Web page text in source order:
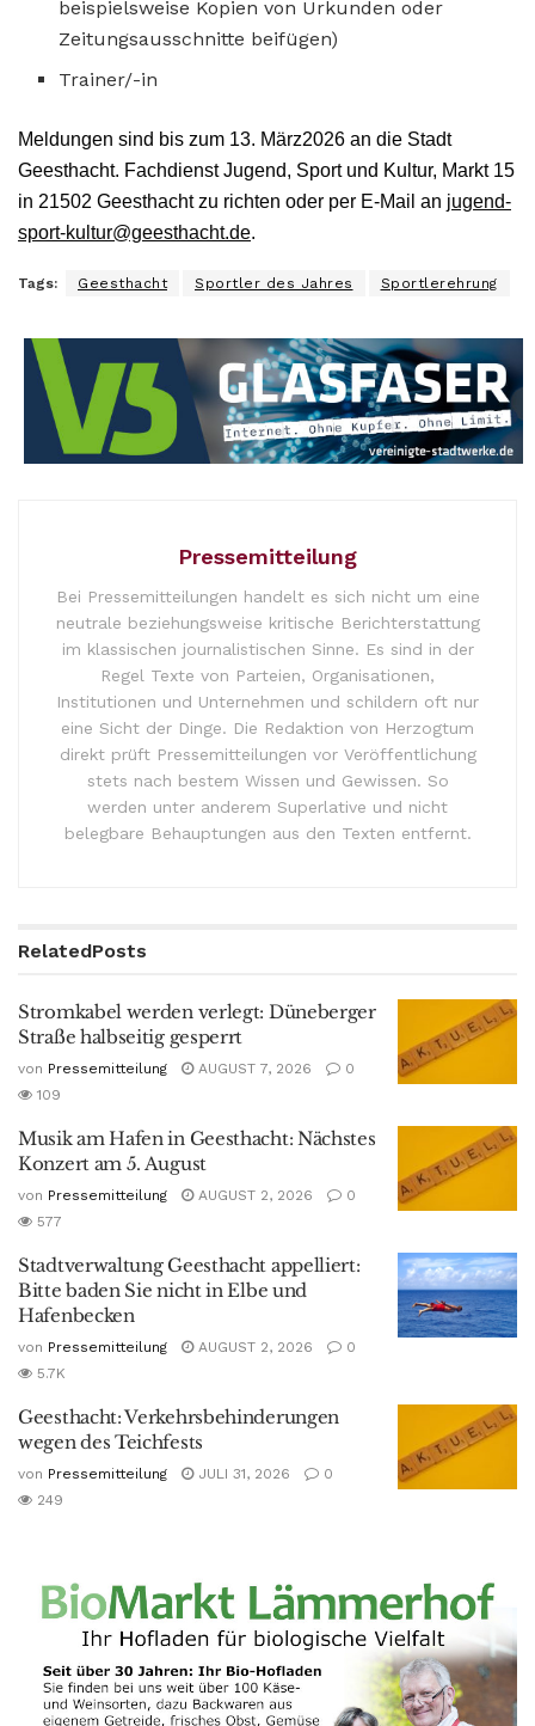
beispielsweise Kopien von Urkunden oder
Zeitungsausschnitte beifügen)
Trainer/-in
Meldungen sind bis zum 13. März2026 an die Stadt
Geesthacht. Fachdienst Jugend, Sport und Kultur, Markt 15
in 21502 Geesthacht zu richten oder per E-Mail an jugend-
sport-kultur@geesthacht.de.
Tags: Geesthacht Sportler des Jahres Sportlerehrung
Pressemitteilung
Bei Pressemitteilungen handelt es sich nicht um eine
neutrale beziehungsweise kritische Berichterstattung
im klassischen journalistischen Sinne. Es sind in der
Regel Texte von Parteien, Organisationen,
Institutionen und Unternehmen und schildern oft nur
eine Sicht der Dinge. Die Redaktion von Herzogtum
direkt prüft Pressemitteilungen vor Veröffentlichung
stets nach bestem Wissen und Gewissen. So
werden unter anderem Superlative und nicht
belegbare Behauptungen aus den Texten entfernt.
RelatedPosts
Stromkabel werden verlegt: Düneberger
Straße halbseitig gesperrt
von Pressemitteilung AUGUST 7, 2026
0
109
Musik am Hafen in Geesthacht: Nächstes
Konzert am 5. August
von Pressemitteilung AUGUST 2, 2026
0
577
Stadtverwaltung Geesthacht appelliert:
Bitte baden Sie nicht in Elbe und
Hafenbecken
von Pressemitteilung AUGUST 2, 2026
0
5.7K
Geesthacht: Verkehrsbehinderungen
wegen des Teichfests
von Pressemitteilung JULI 31, 2026
0
249